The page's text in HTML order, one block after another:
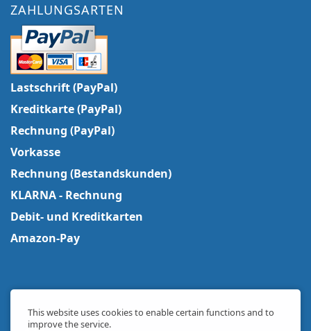
ZAHLUNGSARTEN
Lastschrift (PayPal)
Kreditkarte (PayPal)
Rechnung (PayPal)
Vorkasse
Rechnung (Bestandskunden)
KLARNA - Rechnung
Debit- und Kreditkarten
Amazon-Pay
This website uses cookies to enable certain functions and to
improve the service.